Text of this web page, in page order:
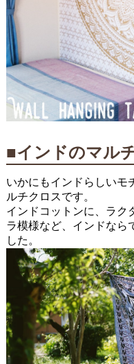
■インドのマル
いかにもインドらしいモ
ルチクロスです。
インドコットンに、ラク
ラ模様など、インドなら
した。